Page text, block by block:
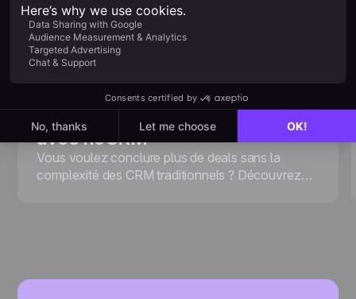
January 6, 2026
Product Demo: Bien démarrer
avec noCRM
Vous voulez conclure plus de deals sans la
complexité des CRM traditionnels ? Découvrez